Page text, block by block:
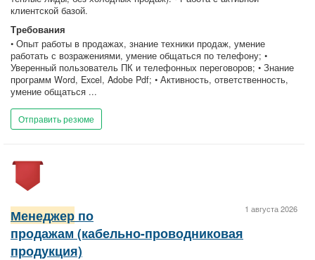
клиентской базой.
Требования
• Опыт работы в продажах, знание техники продаж, умение
работать с возражениями, умение общаться по телефону; •
Уверенный пользователь ПК и телефонных переговоров; • Знание
программ Word, Excel, Adobe Pdf; • Активность, ответственность,
умение общаться ...
Отправить резюме
1 августа 2026
Менеджер по
продажам (кабельно-проводниковая
продукция)